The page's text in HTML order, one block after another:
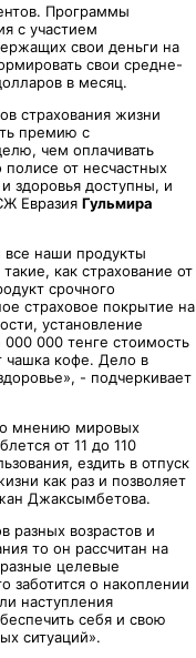
Программы
с участием
свои деньги на
свои средне-
в месяц.
страхования жизни
премию с
чем оплачивать
от несчастных
здоровья доступны, и
Евразия Гульмира
все наши продукты
как страхование от
срочного
страховое покрытие на
установление
000 тенге стоимость
чашка кофе. Дело в
- подчеркивает
мнению мировых
от 11 до 110
ездить в отпуск
как раз и позволяет
Джаксымбетова.
разных возрастов и
то он рассчитан на
целевые
заботится о накоплении
наступления
себя и свою
ситуаций».